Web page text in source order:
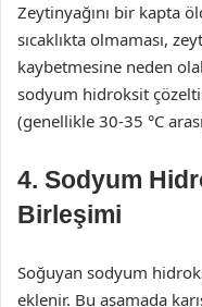
Zeytinyağını bir kapta
sıcaklıkta olmaması,
kaybetmesine neden
sodyum hidroksit
(genellikle 30-35 °C
4. Sodyum
Birleşimi
Soğuyan sodyum
eklenir. Bu aşamada